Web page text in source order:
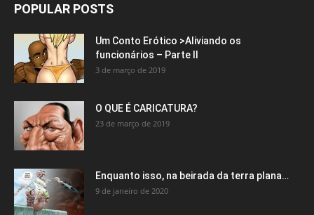
POPULAR POSTS
Um Conto Erótico >Aliviando os
funcionários – Parte II
3 de março de 2019
O QUE É CARICATURA?
23 de março de 2019
Enquanto isso, na beirada da terra plana…
9 de janeiro de 2020